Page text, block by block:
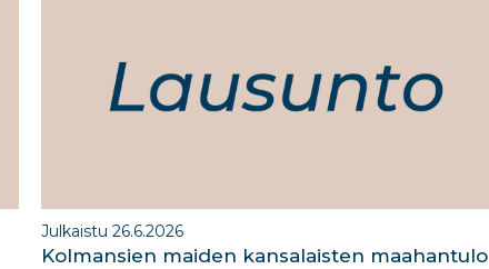
Julkaistu 26.6.2026
Kolmansien maiden kansalaisten maahantulo